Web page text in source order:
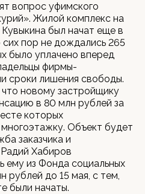
вопрос уфимского
Жилой комплекс на
был начат еще в
пор не дождались 265
было уплачено вперед
фирмы-
сроки лишения свободы.
новому застройщику
в 80 млн рублей за
которых
Объект будет
заказчика и
Радий Хабиров
ему из Фонда социальных
рублей до 15 мая, с тем,
были начаты.